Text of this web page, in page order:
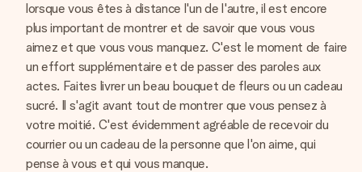
lorsque vous êtes à distance l'un de l'autre, il est encore
plus important de montrer et de savoir que vous vous
aimez et que vous vous manquez. C'est le moment de faire
un effort supplémentaire et de passer des paroles aux
actes. Faites livrer un beau bouquet de fleurs ou un cadeau
sucré. Il s'agit avant tout de montrer que vous pensez à
votre moitié. C'est évidemment agréable de recevoir du
courrier ou un cadeau de la personne que l'on aime, qui
pense à vous et qui vous manque.